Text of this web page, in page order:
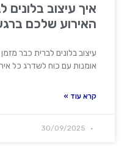
איך עיצוב
האירוע שלכם
עיצוב בלונים לברית כבר
אומנות עם כוח לשדרג כל
קרא עוד »